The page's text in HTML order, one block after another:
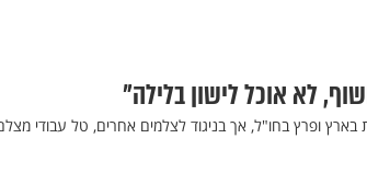
לא אוכל לישון בלילה"
ופרץ בחו"ל, אך בניגוד לצלמים אחרים, טל עבודי